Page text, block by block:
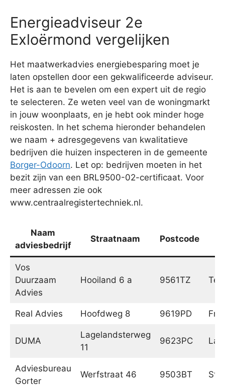
Energieadviseur 2e
Exloërmond vergelijken
Het maatwerkadvies energiebesparing moet je
laten opstellen door een gekwalificeerde adviseur.
Het is aan te bevelen om een expert uit de regio
te selecteren. Ze weten veel van de woningmarkt
in jouw woonplaats, en je hebt ook minder hoge
reiskosten. In het schema hieronder behandelen
we naam + adresgegevens van kwalitatieve
bedrijven die huizen inspecteren in de gemeente
Borger-Odoorn. Let op: bedrijven moeten in het
bezit zijn van een BRL9500-02-certificaat. Voor
meer adressen zie ook
www.centraalregistertechniek.nl.
Naam
adviesbedrijf
Straatnaam Postcode
Vos
Duurzaam
Advies
Hooiland 6 a 9561TZ Ter
Real Advies Hoofdweg 8 9619PD
DUMA
Lagelandsterweg
11
9623PC
Adviesbureau
Gorter
Werfstraat 46 9503BT